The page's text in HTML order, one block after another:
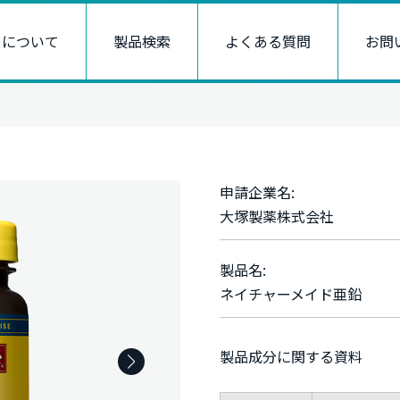
ついて 製品検索 よくある質問 お問
申請企業名:
大塚製薬株式会社
製品名:
ネイチャーメイド亜鉛
製品成分に関する資料